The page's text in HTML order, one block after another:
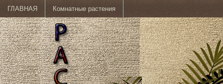
ГЛАВНАЯ Комнатные растения